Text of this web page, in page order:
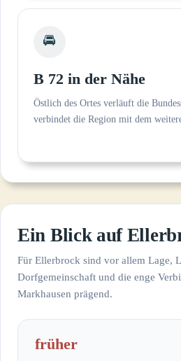
🚘
B 72 in der Nähe
Östlich des Ortes verläuft die
verbindet die Region mit dem
Ein Blick auf
Für Ellerbrock sind vor allem Lage,
Dorfgemeinschaft und die enge
Markhausen prägend.
früher